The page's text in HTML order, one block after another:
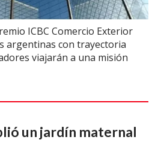
ICBC Comercio Exterior
argentinas con trayectoria
viajarán a una misión
un jardín maternal